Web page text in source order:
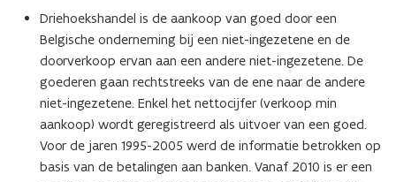
Driehoekshandel is de aankoop van goed door een
Belgische onderneming bij een niet-ingezetene en de
doorverkoop ervan aan een andere niet-ingezetene. De
goederen gaan rechtstreeks van de ene naar de andere
niet-ingezetene. Enkel het nettocijfer (verkoop min
aankoop) wordt geregistreerd als uitvoer van een goed.
Voor de jaren 1995-2005 werd de informatie betrokken op
basis van de betalingen aan banken. Vanaf 2010 is er een